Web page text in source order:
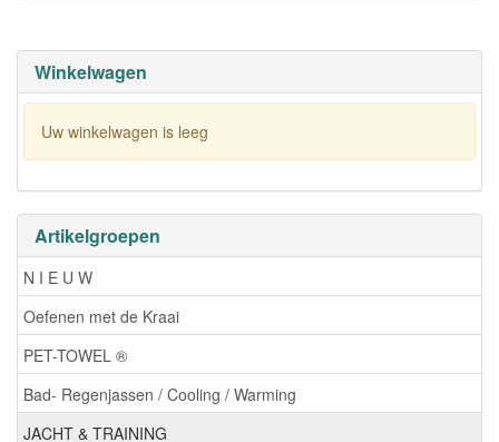
Winkelwagen
Uw winkelwagen is leeg
Artikelgroepen
N I E U W
Oefenen met de Kraai
PET-TOWEL ®
Bad- Regenjassen / Cooling / Warming
JACHT & TRAINING